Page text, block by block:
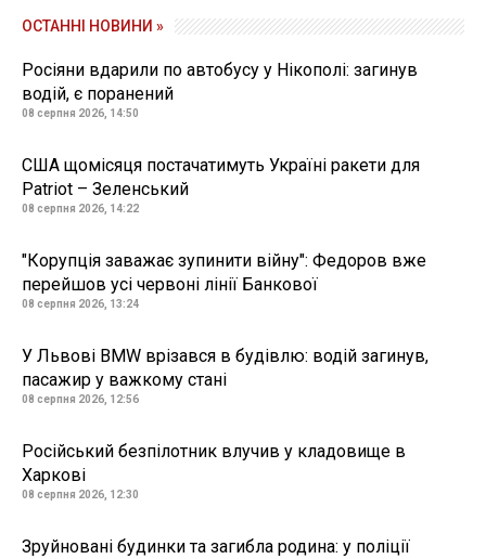
ОСТАННІ НОВИНИ »
Росіяни вдарили по автобусу у Нікополі: загинув
водій, є поранений
08 серпня 2026, 14:50
США щомісяця постачатимуть Україні ракети для
Patriot – Зеленський
08 серпня 2026, 14:22
"Корупція заважає зупинити війну": Федоров вже
перейшов усі червоні лінії Банкової
08 серпня 2026, 13:24
У Львові BMW врізався в будівлю: водій загинув,
пасажир у важкому стані
08 серпня 2026, 12:56
Російський безпілотник влучив у кладовище в
Харкові
08 серпня 2026, 12:30
Зруйновані будинки та загибла родина: у поліції